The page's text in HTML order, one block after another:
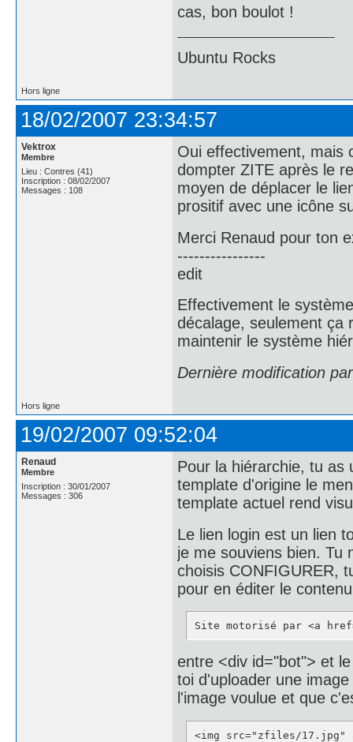
cas, bon boulot !
Ubuntu Rocks
Hors ligne
18/02/2007 23:34:57
Vektrox
Membre
Lieu : Contres (41)
Inscription : 08/02/2007
Messages : 108
Oui effectivement, mais
dompter ZITE après le
moyen de déplacer le
prositif avec une icône
Merci Renaud pour ton
----------------
edit
Effectivement le
décalage, seulement ça
maintenir le système
Dernière modification
Hors ligne
19/02/2007 09:52:04
Renaud
Membre
Inscription : 30/01/2007
Messages : 306
Pour la hiérarchie, tu as
template d'origine le
template actuel rend
Le lien login est un lien
je me souviens bien. Tu
choisis CONFIGURER,
pour en éditer le
Site motorisé par <a
entre <div id="bot"> et
toi d'uploader une
l'image voulue et que
<img src="zfiles/17.jpg"